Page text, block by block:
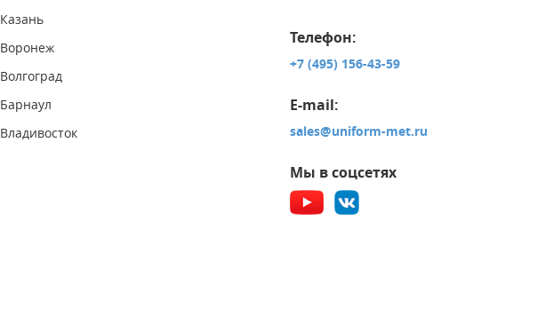
Казань
Воронеж
Волгоград
Барнаул
Владивосток
Телефон:
+7 (495) 156-43-59
E-mail:
sales@uniform-met.ru
Мы в соцсетях